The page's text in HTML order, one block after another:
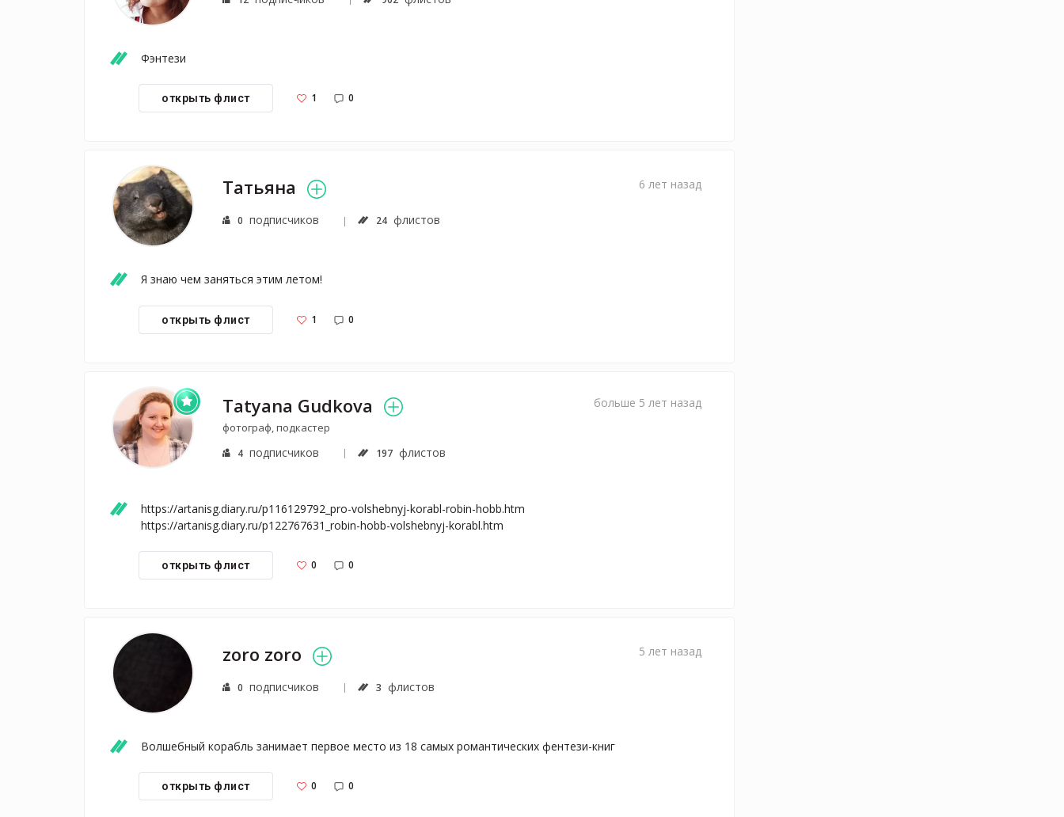
Фэнтези
открыть флист 1 0
Татьяна
0 подписчиков 24 флистов
6 лет назад
Я знаю чем заняться этим летом!
открыть флист 1 0
Tatyana Gudkova
фотограф, подкастер
4 подписчиков 197 флистов
больше 5 лет назад
https://artanisg.diary.ru/p116129792_pro-volshebnyj-korabl-robin-hobb.htm
https://artanisg.diary.ru/p122767631_robin-hobb-volshebnyj-korabl.htm
открыть флист 0 0
zoro zoro
0 подписчиков 3 флистов
5 лет назад
Волшебный корабль занимает первое место из 18 самых романтических фентези-книг
открыть флист 0 0